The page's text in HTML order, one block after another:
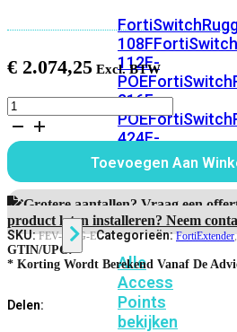
108F
112F-
POE
216F-
POE
424F-
POE
WiFi
Alle
Access
Points
bekijken
€ 2.074,25
FortiExtenderVehicle-
511G
aantal
Toevoegen Aan
Grotere aantallen? Vraag een
product laten installeren? Neem
SKU:FEV-511G-ECategorieën:FortiExtender
GTIN/UPC:
* Korting Wordt Berekend Vanaf De
Delen: